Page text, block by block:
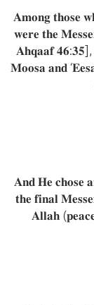
𝐀𝐦𝐨𝐧𝐠 𝐭𝐡𝐨𝐬𝐞
𝐰𝐞𝐫𝐞 𝐭𝐡𝐞
𝐀𝐡𝐪𝐚𝐚𝐟
𝐌𝐨𝐨𝐬𝐚 𝐚𝐧𝐝
𝐀𝐧𝐝 𝐇𝐞 𝐜𝐡𝐨𝐬𝐞
𝐭𝐡𝐞 𝐟𝐢𝐧𝐚𝐥
𝐀𝐥𝐥𝐚𝐡